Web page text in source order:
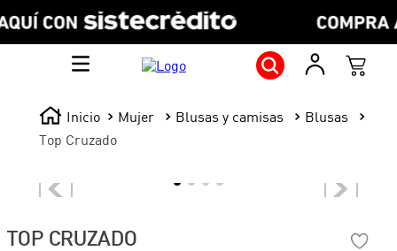
Mujer Blusas y camisas
Blusas
Top Cruzado
TOP CRUZADO